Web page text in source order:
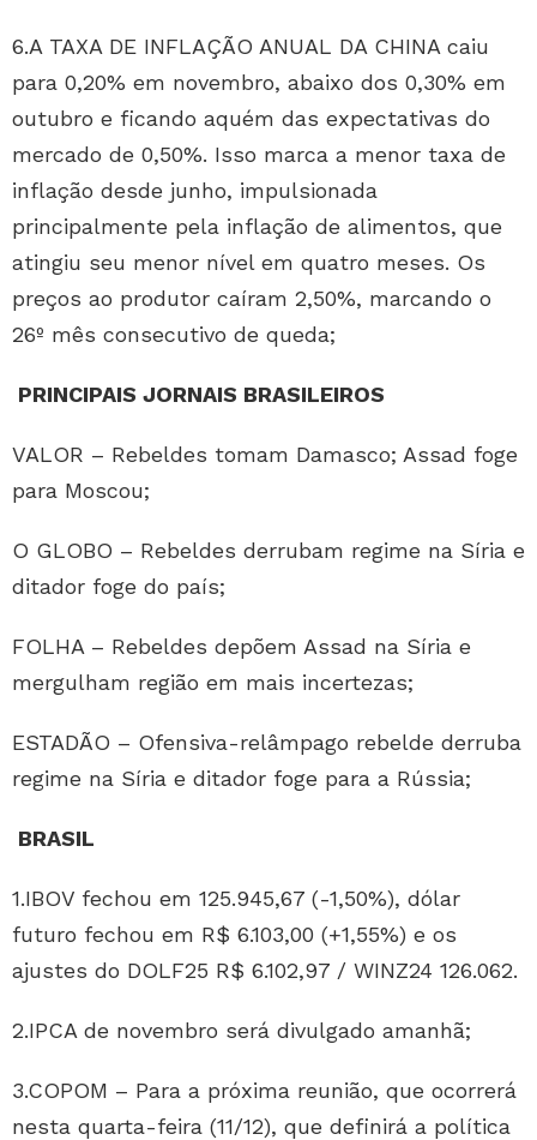
6.A TAXA DE INFLAÇÃO ANUAL DA CHINA caiu
para 0,20% em novembro, abaixo dos 0,30% em
outubro e ficando aquém das expectativas do
mercado de 0,50%. Isso marca a menor taxa de
inflação desde junho, impulsionada
principalmente pela inflação de alimentos, que
atingiu seu menor nível em quatro meses. Os
preços ao produtor caíram 2,50%, marcando o
26º mês consecutivo de queda;
PRINCIPAIS JORNAIS BRASILEIROS
VALOR – Rebeldes tomam Damasco; Assad foge
para Moscou;
O GLOBO – Rebeldes derrubam regime na Síria e
ditador foge do país;
FOLHA – Rebeldes depõem Assad na Síria e
mergulham região em mais incertezas;
ESTADÃO – Ofensiva-relâmpago rebelde derruba
regime na Síria e ditador foge para a Rússia;
BRASIL
1.IBOV fechou em 125.945,67 (-1,50%), dólar
futuro fechou em R$ 6.103,00 (+1,55%) e os
ajustes do DOLF25 R$ 6.102,97 / WINZ24 126.062.
2.IPCA de novembro será divulgado amanhã;
3.COPOM – Para a próxima reunião, que ocorrerá
nesta quarta-feira (11/12), que definirá a política